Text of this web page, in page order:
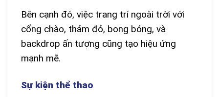
Bên cạnh đó, việc trang trí ngoài trời với
cổng chào, thảm đỏ, bong bóng, và
backdrop ấn tượng cũng tạo hiệu ứng
mạnh mẽ.
Sự kiện thể thao